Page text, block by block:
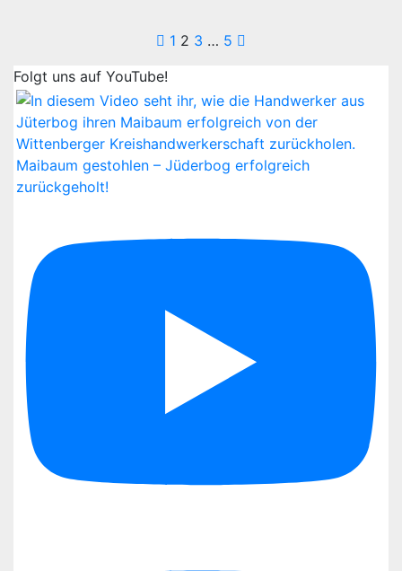
der
Beiträge
1 2 3 … 5
Folgt uns auf YouTube!
Maibaum gestohlen – Jüderbog erfolgreich
zurückgeholt!